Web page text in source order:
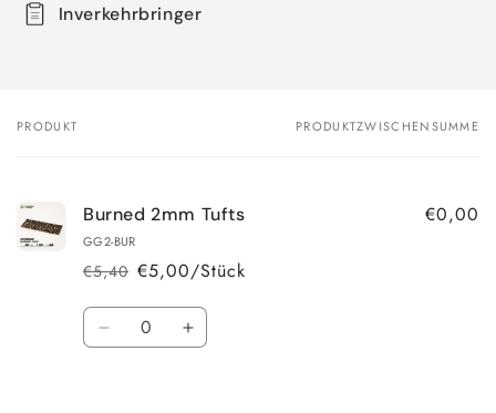
Inverkehrbringer
Dein
PRODUKT PRODUKTZWISCHENSUMME
Burned 2mm Tufts
GG2-BUR
Normaler
Preis
€5,40
Verkaufspreis€5,00/Stück
€0,00
Anzahl
VerringereErhöhe